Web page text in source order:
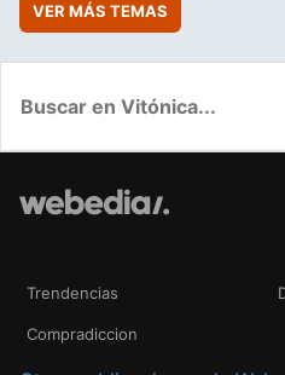
VER MÁS TEMAS
Trendencias
Compradiccion